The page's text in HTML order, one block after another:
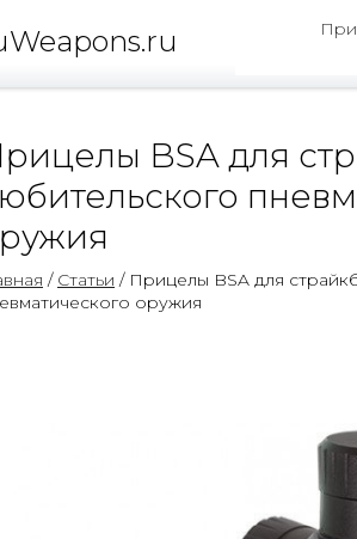
BSA для
/ Статьи / Прицелы BSA для
оружия